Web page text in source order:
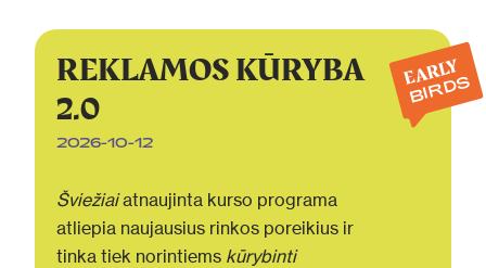
REKLAMOS KŪRYBA
2.0
2026-10-12
Šviežiaiatnaujinta kurso programa
atliepia naujausius rinkos poreikius ir
tinka tiek norintiems kūrybinti
EARLY
BIRDS